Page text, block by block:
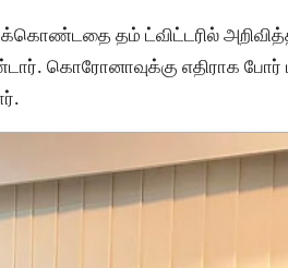
தம் ட்விட்டரில்
கொரோனாவுக்கு எதிராக போர்